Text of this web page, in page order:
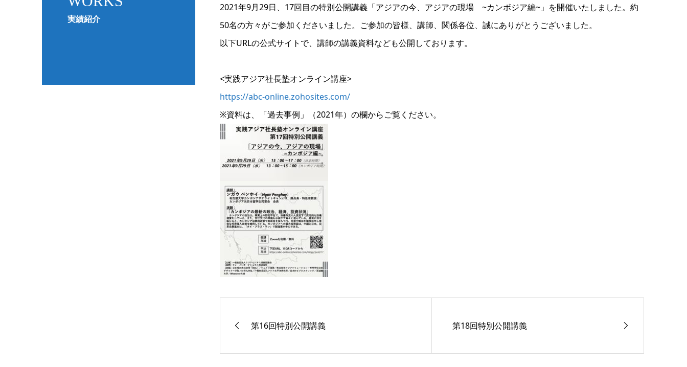
実績紹介
2021年9月29日、17回目の特別公開講義「アジアの今、アジアの現場 ~カンボジア編~」を開催いたしました。約
50名の方々がご参加くださいました。ご参加の皆様、講師、関係各位、誠にありがとうございました。
以下URLの公式サイトで、講師の講義資料なども公開しております。
<実践アジア社長塾オンライン講座>
https://abc-online.zohosites.com/
※資料は、「過去事例」（2021年）の欄からご覧ください。
第16回特別公開講義 第18回特別公開講義